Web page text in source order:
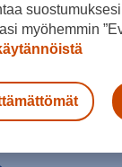
myöhemmin